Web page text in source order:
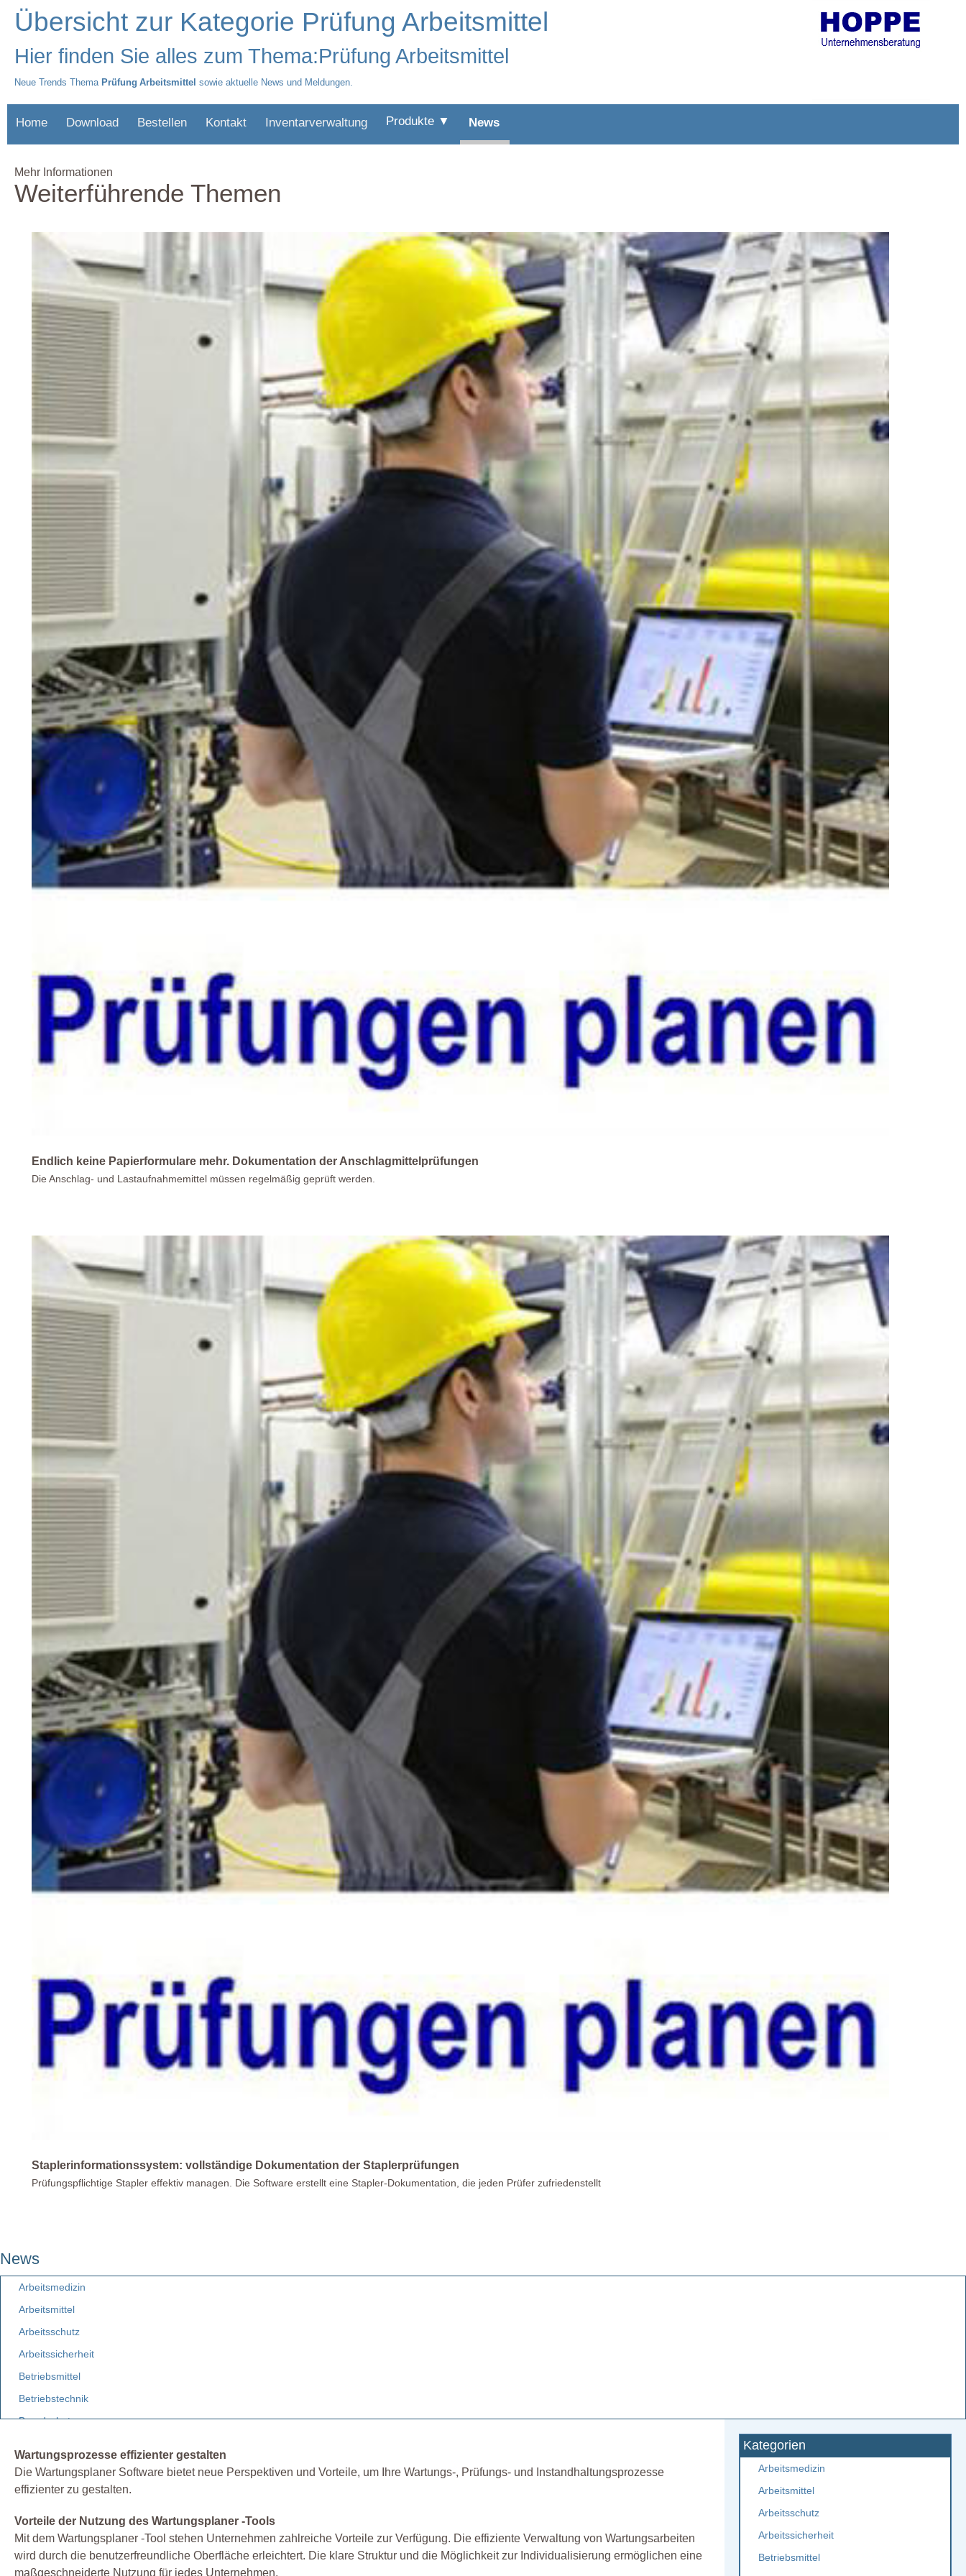
Übersicht zur Kategorie Prüfung Arbeitsmittel
Hier finden Sie alles zum Thema:Prüfung Arbeitsmittel
Neue Trends Thema Prüfung Arbeitsmittel sowie aktuelle News und Meldungen.
Home Download Bestellen Kontakt Inventarverwaltung Produkte ▼ News
Mehr Informationen
Weiterführende Themen
Endlich keine Papierformulare mehr. Dokumentation der Anschlagmittelprüfungen
Die Anschlag- und Lastaufnahmemittel müssen regelmäßig geprüft werden.
Staplerinformationssystem: vollständige Dokumentation der Staplerprüfungen
Prüfungspflichtige Stapler effektiv managen. Die Software erstellt eine Stapler-Dokumentation, die jeden Prüfer zufriedenstellt
News
Arbeitsmedizin
Arbeitsmittel
Arbeitsschutz
Arbeitssicherheit
Betriebsmittel
Betriebstechnik
Brandschutz
Etiketten
Facility Management
Gebäudemanagement
Gefahrstoff
Wartungsprozesse effizienter gestalten
Die Wartungsplaner Software bietet neue Perspektiven und Vorteile, um Ihre Wartungs-, Prüfungs- und Instandhaltungsprozesse
effizienter zu gestalten.
Vorteile der Nutzung des Wartungsplaner -Tools
Mit dem Wartungsplaner -Tool stehen Unternehmen zahlreiche Vorteile zur Verfügung. Die effiziente Verwaltung von Wartungsarbeiten
wird durch die benutzerfreundliche Oberfläche erleichtert. Die klare Struktur und die Möglichkeit zur Individualisierung ermöglichen eine
maßgeschneiderte Nutzung für jedes Unternehmen.
Kategorien
Arbeitsmedizin
Arbeitsmittel
Arbeitsschutz
Arbeitssicherheit
Betriebsmittel